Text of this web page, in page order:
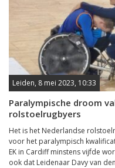
Leiden, 8 mei 2023, 10:33
Paralympische droom
rolstoelrugbyers
Het is het Nederlandse
voor het paralympisch
EK in Cardiff minstens vijfde
ook dat Leidenaar Davy van